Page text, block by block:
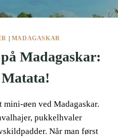
MADAGASKAR
Madagaskar:
mini-øen ved Madagaskar.
pukkelhvaler
Når man først